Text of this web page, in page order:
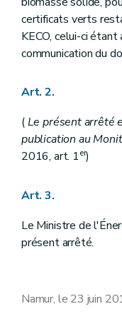
certificats verts
KECO, celui-ci
communication du
Art. 2.
(Le présent arrêté
publication au
2016, art. 1er)
Art. 3.
Le Ministre de
présent arrêté.
Namur, le 23 juin